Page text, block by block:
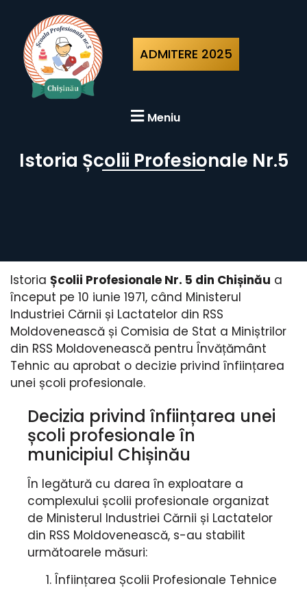
ADMITERE 2025
Meniu
Istoria Școlii Profesionale Nr.5
Istoria Școlii Profesionale Nr. 5 din Chișinău a
început pe 10 iunie 1971, când Ministerul
Industriei Cărnii și Lactatelor din RSS
Moldovenească și Comisia de Stat a Miniștrilor
din RSS Moldovenească pentru Învățământ
Tehnic au aprobat o decizie privind înființarea
unei școli profesionale.
Decizia privind înființarea unei
școli profesionale în
municipiul Chișinău
În legătură cu darea în exploatare a
complexului școlii profesionale organizat
de Ministerul Industriei Cărnii și Lactatelor
din RSS Moldovenească, s-au stabilit
următoarele măsuri:
Înființarea Școlii Profesionale Tehnice